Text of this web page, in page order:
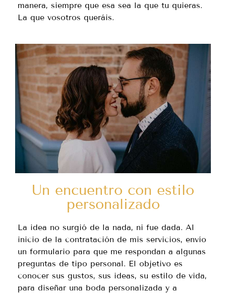
manera, siempre que esa sea la que tu quieras.
La que vosotros queráis.
Un encuentro con estilo
personalizado
La idea no surgió de la nada, ni fue dada. Al
inicio de la contratación de mis servicios, envío
un formulario para que me respondan a algunas
preguntas de tipo personal. El objetivo es
conocer sus gustos, sus ideas, su estilo de vida,
para diseñar una boda personalizada y a